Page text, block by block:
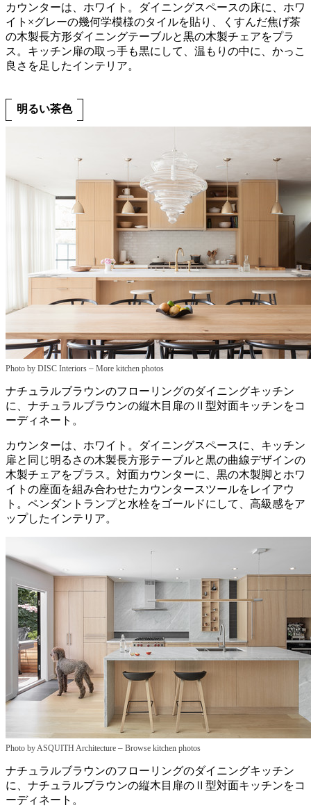
カウンターは、ホワイト。ダイニングスペースの床に、ホワ
イト×グレーの幾何学模様のタイルを貼り、くすんだ焦げ茶
の木製長方形ダイニングテーブルと黒の木製チェアをプラ
ス。キッチン扉の取っ手も黒にして、温もりの中に、かっこ
良さを足したインテリア。
明るい茶色
Photo by DISC Interiors – More kitchen photos
ナチュラルブラウンのフローリングのダイニングキッチン
に、ナチュラルブラウンの縦木目扉のⅡ型対面キッチンをコ
ーディネート。
カウンターは、ホワイト。ダイニングスペースに、キッチン
扉と同じ明るさの木製長方形テーブルと黒の曲線デザインの
木製チェアをプラス。対面カウンターに、黒の木製脚とホワ
イトの座面を組み合わせたカウンタースツールをレイアウ
ト。ペンダントランプと水栓をゴールドにして、高級感をア
ップしたインテリア。
Photo by ASQUITH Architecture – Browse kitchen photos
ナチュラルブラウンのフローリングのダイニングキッチン
に、ナチュラルブラウンの縦木目扉のⅡ型対面キッチンをコ
ーディネート。